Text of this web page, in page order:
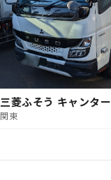
三菱ふそう キャンター
関東